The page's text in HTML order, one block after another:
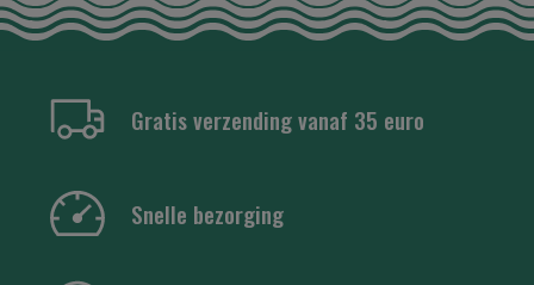
Gratis verzending vanaf 35 euro
Snelle bezorging